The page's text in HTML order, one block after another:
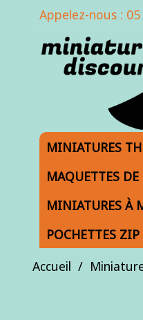
Appelez-nous :
MINIATURES
MAQUETTES
MINIATURES À
POCHETTES
Accueil